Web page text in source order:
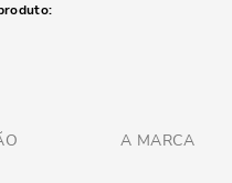
A MARCA